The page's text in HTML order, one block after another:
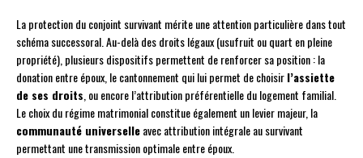
La protection du conjoint survivant mérite une attention particulière dans tout
schéma successoral. Au-delà des droits légaux (usufruit ou quart en pleine
propriété), plusieurs dispositifs permettent de renforcer sa position : la
donation entre époux, le cantonnement qui lui permet de choisirl’assiette
de ses droits, ou encore l’attribution préférentielle du logement familial.
Le choix du régime matrimonial constitue également un levier majeur, la
communauté universelleavec attribution intégrale au survivant
permettant une transmission optimale entre époux.